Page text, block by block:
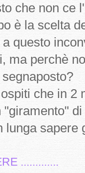
che non ce
è la scelta
questo
ma perchè
che in 2
lunga sapere
.............